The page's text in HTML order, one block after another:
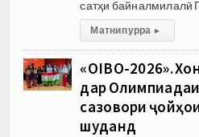
сатҳи байналмилалӣ
Матни пурра ▸
«OIBO-2026».
дар
сазовори
шуданд